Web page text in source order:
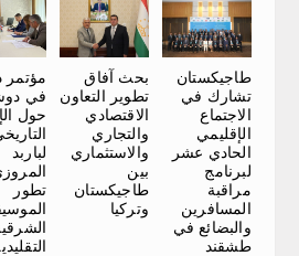
طاجيكستان
تشارك في
الاجتماع
الإقليمي
الحادي عشر
لبرنامج
مراقبة
المسافرين
والبضائع في
طشقند
بحث آفاق
تطوير التعاون
الاقتصادي
والتجاري
والاستثماري
بين
طاجيكستان
وتركيا
مؤتمر
في
حول
لباربد
تطور